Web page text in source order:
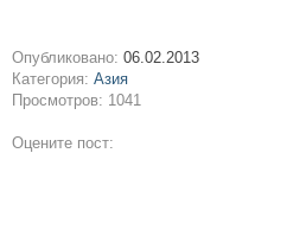
Опубликовано: 06.02.2013
Категория: Азия
Просмотров: 1041
Оцените пост: